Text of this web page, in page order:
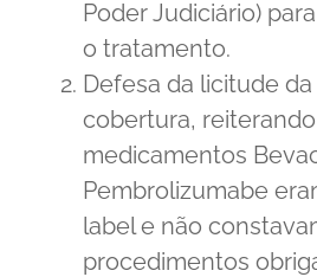
Poder Judiciário)
o tratamento.
Defesa da licitude
cobertura,
medicamentos
Pembrolizumabe
label e não
procedimentos